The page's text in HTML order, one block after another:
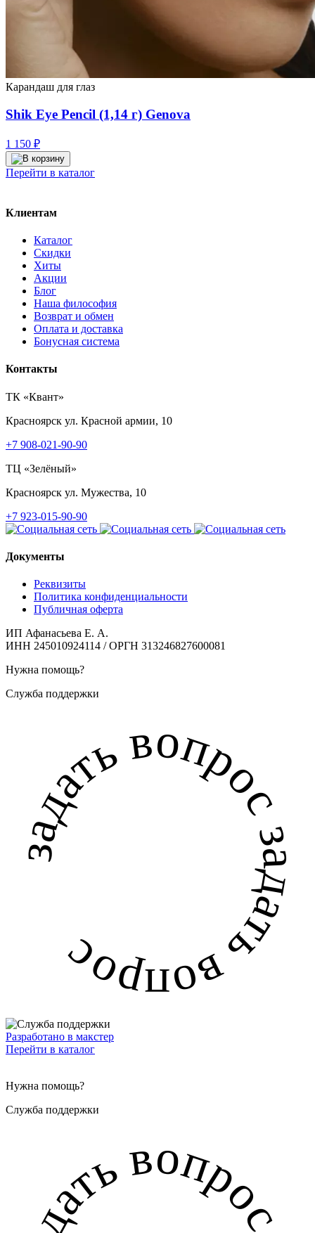
Карандаш для глаз
Shik Eye Pencil (1,14 г) Genova
1 150 ₽
Перейти в каталог
Клиентам
Каталог
Скидки
Хиты
Акции
Блог
Наша философия
Возврат и обмен
Оплата и доставка
Бонусная система
Контакты
ТК «Квант»
Красноярск ул. Красной армии, 10
+7 908-021-90-90
ТЦ «Зелёный»
Красноярск ул. Мужества, 10
+7 923-015-90-90
Документы
Реквизиты
Политика конфиденциальности
Публичная оферта
ИП Афанасьева Е. А.
ИНН 245010924114 / ОРГН 313246827600081
Нужна помощь?
Служба поддержки
задать вопрос задать вопрос
Разработано в макстер
Перейти в каталог
Нужна помощь?
Служба поддержки